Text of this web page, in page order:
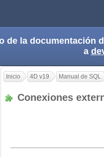
de la documentación
a
Inicio 4D v19 Manual de SQL
Conexiones